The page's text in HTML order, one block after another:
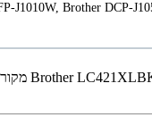
J1010W, Brother DCP-